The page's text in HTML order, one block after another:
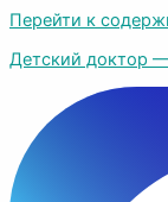
Перейти к
Детский доктор